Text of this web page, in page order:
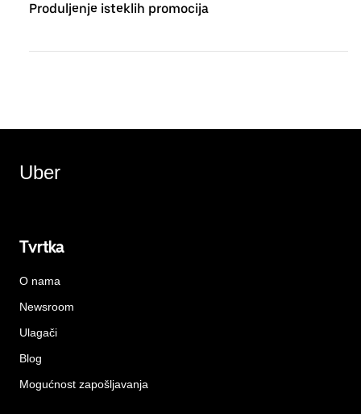
Produljenje isteklih promocija
Uber
Tvrtka
O nama
Newsroom
Ulagači
Blog
Mogućnost zapošljavanja